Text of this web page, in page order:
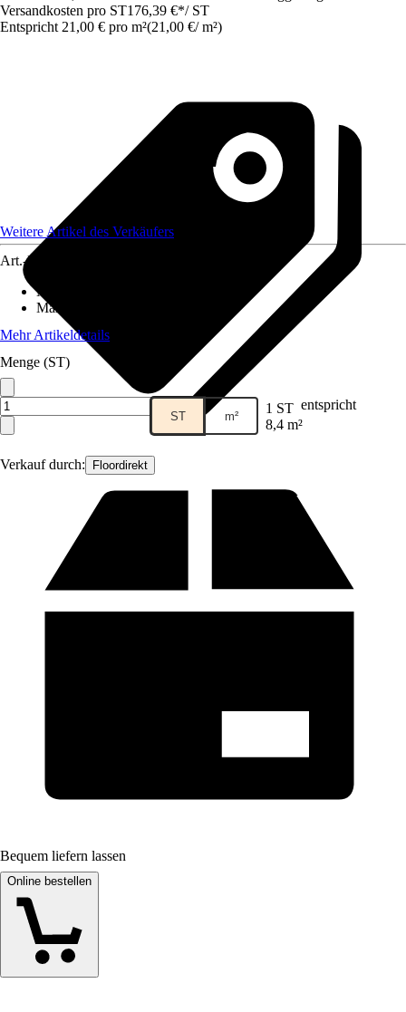
Versandkosten pro ST176,39 €*/ ST
Entspricht 21,00 € pro m²(21,00 €/ m²)
Verkauf durch: Floordirekt
Weitere Artikel des Verkäufers
Art.-Nr.
Material
Maße (BxL)
Mehr Artikeldetails
Menge (ST)
ST m² 1 ST entspricht
8,4 m²
Bequem liefern lassen
Online bestellen